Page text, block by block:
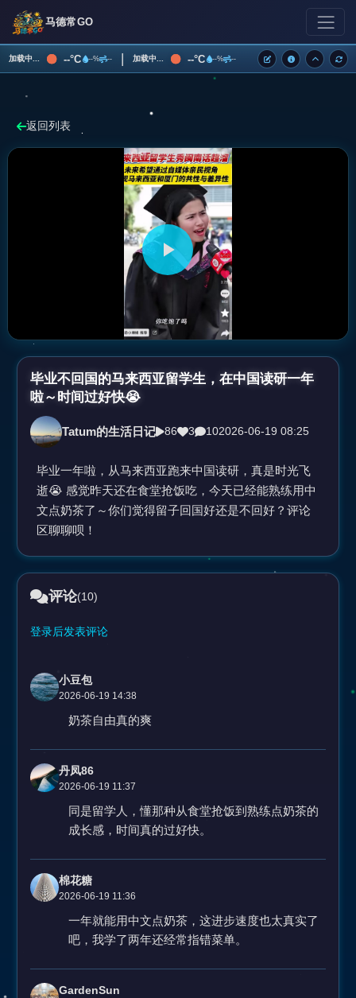
马德常GO
加载中... --°C --% -- | 加载中... --°C --% --
返回列表
播
放
视
频
毕业不回国的马来西亚留学生，在中国读研一年
啦～时间过好快😭
Tatum的生活日记 86 3 102026-06-19 08:25
毕业一年啦，从马来西亚跑来中国读研，真是时光飞
逝😭 感觉昨天还在食堂抢饭吃，今天已经能熟练用中
文点奶茶了～你们觉得留子回国好还是不回好？评论
区聊聊呗！
评论(10)
登录后发表评论
小豆包
2026-06-19 14:38
奶茶自由真的爽
丹凤86
2026-06-19 11:37
同是留学人，懂那种从食堂抢饭到熟练点奶茶的
成长感，时间真的过好快。
棉花糖
2026-06-19 11:36
一年就能用中文点奶茶，这进步速度也太真实了
吧，我学了两年还经常指错菜单。
GardenSun